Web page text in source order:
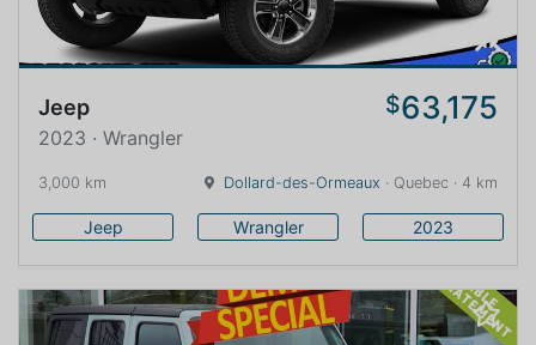
Jeep $63,175
2023 · Wrangler
3,000 km Dollard-des-Ormeaux · Quebec · 4 km
Jeep Wrangler 2023